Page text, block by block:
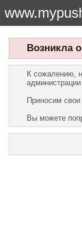
Возникла
К сожалению,
Приносим свои
Вы можете